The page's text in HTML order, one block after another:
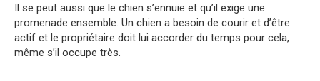
Il se peut aussi que le chien s’ennuie et qu’il exige une
promenade ensemble. Un chien a besoin de courir et d’être
actif et le propriétaire doit lui accorder du temps pour cela,
même s’il occupe très.